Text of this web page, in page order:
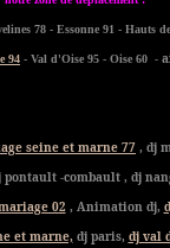
78 - Essonne 91 - Hauts
94 - Val d'Oise 95 - Oise 60 -
seine et marne 77 , dj
-combault , dj
02 , Animation dj,
et marne,dj paris, dj val